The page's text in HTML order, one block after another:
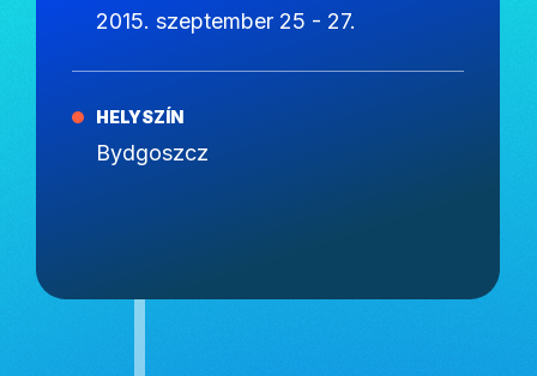
2015. szeptember 25 - 27.
HELYSZÍN
Bydgoszcz